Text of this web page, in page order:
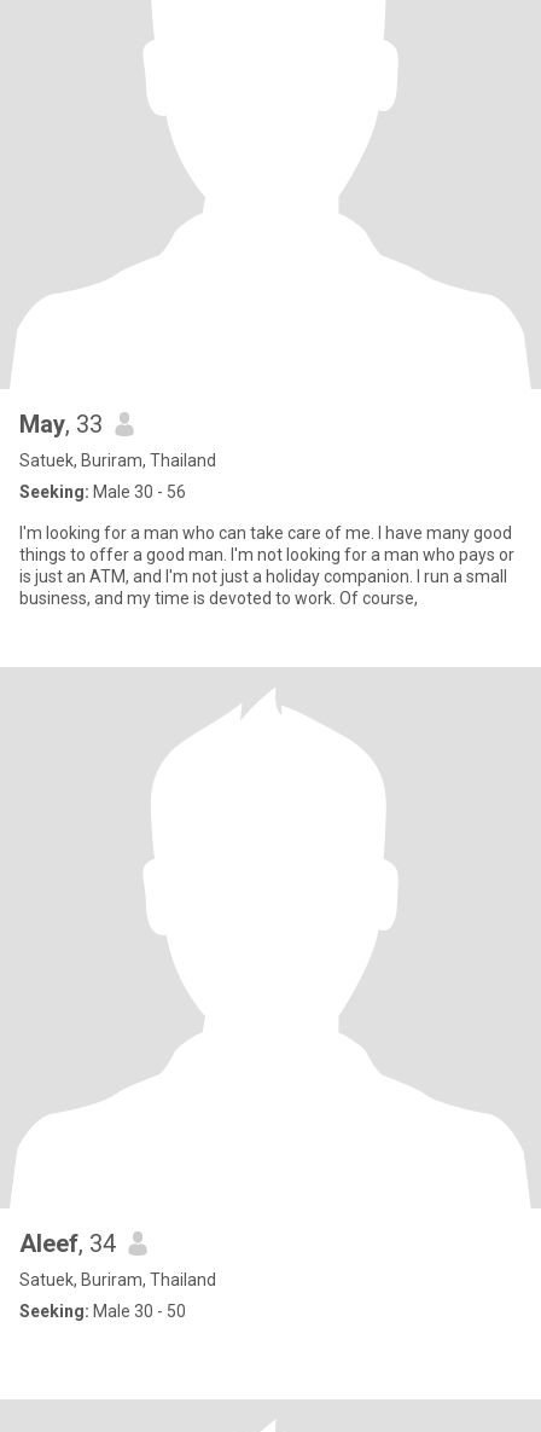
May, 33
Satuek, Buriram, Thailand
Seeking: Male 30 - 56
I'm looking for a man who can take care of me. I have many good
things to offer a good man. I'm not looking for a man who pays or
is just an ATM, and I'm not just a holiday companion. I run a small
business, and my time is devoted to work. Of course,
Aleef, 34
Satuek, Buriram, Thailand
Seeking: Male 30 - 50